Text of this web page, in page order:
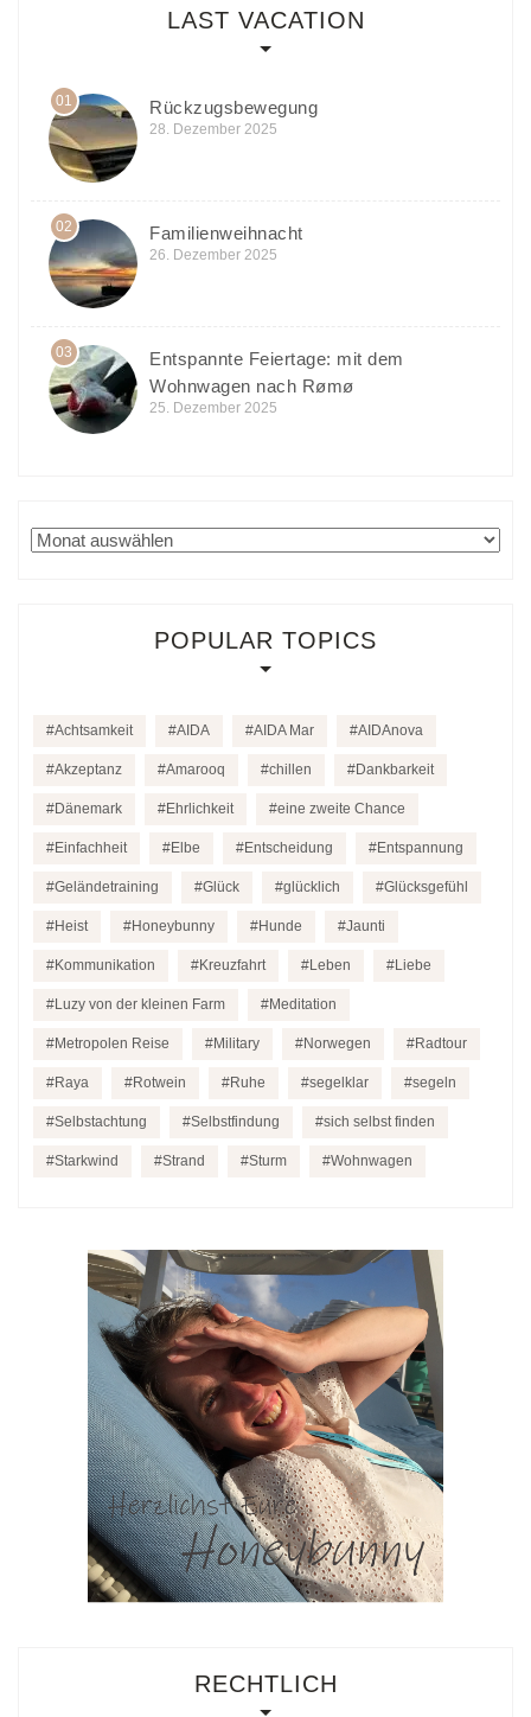
LAST VACATION
01 Rückzugsbewegung
28. Dezember 2025
02 Familienweihnacht
26. Dezember 2025
03
Entspannte Feiertage: mit dem
Wohnwagen nach Rømø
25. Dezember 2025
Archiv
POPULAR TOPICS
Achtsamkeit AIDA AIDA Mar AIDAnova
Akzeptanz Amarooq chillen Dankbarkeit
Dänemark Ehrlichkeit eine zweite Chance
Einfachheit Elbe Entscheidung Entspannung
Geländetraining Glück glücklich Glücksgefühl
Heist Honeybunny Hunde Jaunti
Kommunikation Kreuzfahrt Leben Liebe
Luzy von der kleinen Farm Meditation
Metropolen Reise Military Norwegen Radtour
Raya Rotwein Ruhe segelklar segeln
Selbstachtung Selbstfindung sich selbst finden
Starkwind Strand Sturm Wohnwagen
RECHTLICH